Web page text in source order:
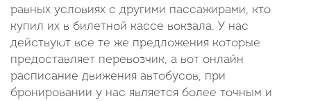
равных условиях с другими пассажирами, кто
купил их в билетной кассе вокзала. У нас
действуют все те же предложения которые
предоставляет перевозчик, а вот онлайн
расписание движения автобусов, при
бронировании у нас является более точным и